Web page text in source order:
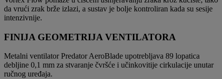
da vrući zrak brže izlazi, a sustav je bolje kontroliran kada su sesije
intenzivnije.
FINIJA GEOMETRIJA VENTILATORA
Metalni ventilator Predator AeroBlade upotrebljava 89 lopatica
debljine 0,1 mm za stvaranje čvršće i učinkovitije cirkulacije unutar
ručnog uređaja.